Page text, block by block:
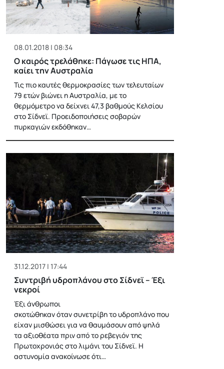
08.01.2018 | 08:34
Ο καιρός τρελάθηκε: Πάγωσε τις ΗΠΑ,
καίει την Αυστραλία
Τις πιο καυτές θερμοκρασίες των τελευταίων
79 ετών βιώνει η Αυστραλία, με το
θερμόμετρο να δείχνει 47,3 βαθμούς Κελσίου
στο Σίδνεϊ. Προειδοποιήσεις σοβαρών
πυρκαγιών εκδόθηκαν…
31.12.2017 | 17:44
Συντριβή υδροπλάνου στο Σίδνεϊ – Έξι
νεκροί
Έξι άνθρωποι
σκοτώθηκαν όταν συνετρίβη το υδροπλάνο που
είχαν μισθώσει για να θαυμάσουν από ψηλά
τα αξιοθέατα πριν από το ρεβεγιόν της
Πρωτοχρονιάς στο λιμάνι του Σίδνεϊ. Η
αστυνομία ανακοίνωσε ότι…